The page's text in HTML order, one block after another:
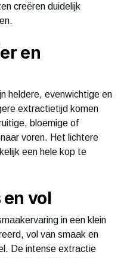
creëren duidelijk
en
heldere, evenwichtige en
extractietijd komen
bloemige of
voren. Het lichtere
een hele kop te
en vol
in een klein
vol van smaak en
De intense extractie